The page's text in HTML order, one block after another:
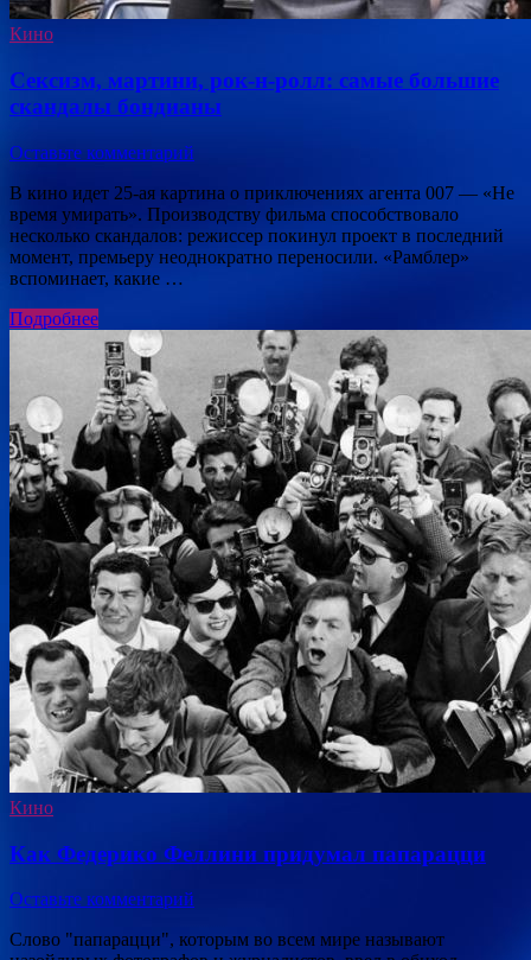
Кино
Сексизм, мартини, рок-н-ролл: самые большие
скандалы бондианы
Оставьте комментарий
В кино идет 25-ая картина о приключениях агента 007 — «Не
время умирать». Производству фильма способствовало
несколько скандалов: режиссер покинул проект в последний
момент, премьеру неоднократно переносили. «Рамблер»
вспоминает, какие …
Подробнее
Кино
Как Федерико Феллини придумал папарацци
Оставьте комментарий
Слово "папарацци", которым во всем мире называют